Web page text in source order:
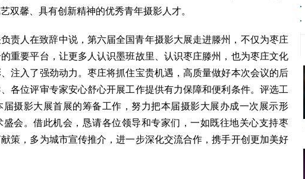
双馨、具有创新精神的优秀青年摄影人才。
责人在致辞中说，第六届全国青年摄影大展走进滕州，不仅为枣庄
重要平台，让更多人认识墨班故里、认识枣庄滕州，也为枣庄文化
注入了强劲动力。枣庄将抓住宝贵机遇，高质量做好本次会议的后
各位评审专家安心舒心开展工作提供有力保障和便利条件。评选工
摄影大展首展的筹备工作，努力把本届摄影大展办成一次展示形
会。借此机会，恳请各位领导和专家们，一如既往地关心支持枣
策，多为城市宣传推介，进一步深化交流合作，携手开创更加美好